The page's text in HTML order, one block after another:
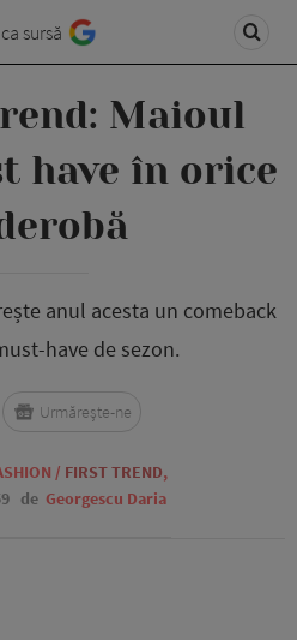
sursă
Maioul
have în orice
anul acesta un comeback
have de sezon.
/ FIRST TREND,
de Georgescu Daria
Urmărește-ne